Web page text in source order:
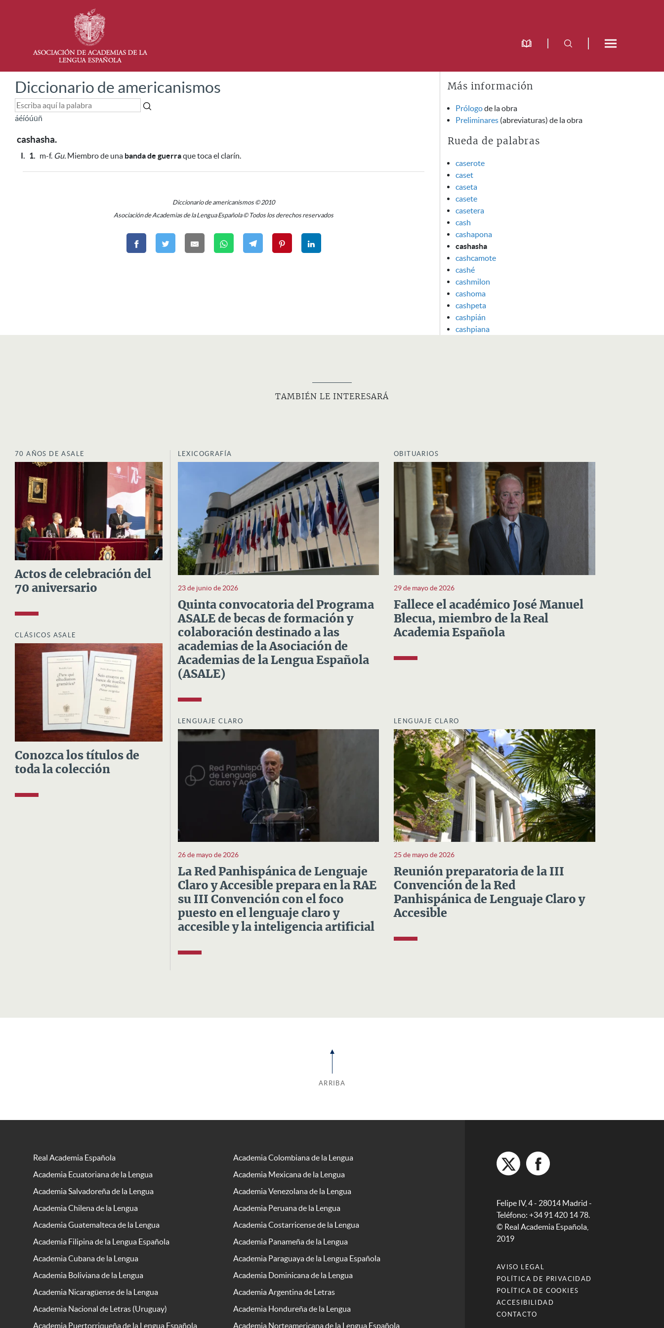
Diccionario de americanismos
áéíóúüñ
cashasha.
I. 1. m-f. Gu. Miembro de una banda de guerraque toca el clarín.
Diccionario de americanismos © 2010
Asociación de Academias de la Lengua Española © Todos los derechos reservados
Más información
Prólogode la obra
Preliminares (abreviaturas) de la obra
Rueda de palabras
caserote
caset
caseta
casete
casetera
cash
cashapona
cashasha
cashcamote
cashé
cashmilon
cashoma
cashpeta
cashpián
cashpiana
TAMBIÉN LE INTERESARÁ
70 AÑOS DE ASALE
Actos de celebración del
70 aniversario
CLÁSICOS ASALE
Conozca los títulos de
toda la colección
LEXICOGRAFÍA
23 de junio de 2026
Quinta convocatoria del Programa
ASALE de becas de formación y
colaboración destinado a las
academias de la Asociación de
Academias de la Lengua Española
(ASALE)
OBITUARIOS
29 de mayo de 2026
Fallece el académico José Manuel
Blecua, miembro de la Real
Academia Española
LENGUAJE CLARO
26 de mayo de 2026
La Red Panhispánica de Lenguaje
Claro y Accesible prepara en la RAE
su III Convención con el foco
puesto en el lenguaje claro y
accesible y la inteligencia artificial
LENGUAJE CLARO
25 de mayo de 2026
Reunión preparatoria de la III
Convención de la Red
Panhispánica de Lenguaje Claro y
Accesible
ARRIBA
Real Academia Española
Academia Colombiana de la Lengua
Academia Ecuatoriana de la Lengua
Academia Mexicana de la Lengua
Academia Salvadoreña de la Lengua
Academia Venezolana de la Lengua
Academia Chilena de la Lengua
Academia Peruana de la Lengua
Academia Guatemalteca de la Lengua
Academia Costarricense de la Lengua
Academia Filipina de la Lengua Española
Academia Panameña de la Lengua
Academia Cubana de la Lengua
Academia Paraguaya de la Lengua Española
Academia Boliviana de la Lengua
Academia Dominicana de la Lengua
Academia Nicaragüense de la Lengua
Academia Argentina de Letras
Academia Nacional de Letras (Uruguay)
Academia Hondureña de la Lengua
Academia Puertorriqueña de la Lengua Española
Academia Norteamericana de la Lengua Española
Felipe IV, 4 - 28014 Madrid -
Teléfono: +34 91 420 14 78.
© Real Academia Española,
2019
AVISO LEGAL
POLÍTICA DE PRIVACIDAD
POLÍTICA DE COOKIES
ACCESIBILIDAD
CONTACTO